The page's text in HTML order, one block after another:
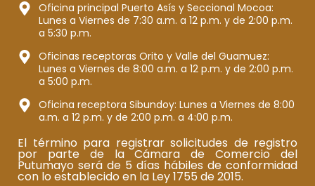
Oficina principal Puerto Asís y Seccional Mocoa:
Lunes a Viernes de 7:30 a.m. a 12 p.m. y de 2:00 p.m.
a 5:30 p.m.
Oficinas receptoras Orito y Valle del Guamuez:
Lunes a Viernes de 8:00 a.m. a 12 p.m. y de 2:00 p.m.
a 5:00 p.m.
Oficina receptora Sibundoy: Lunes a Viernes de 8:00
a.m. a 12 p.m. y de 2:00 p.m. a 4:00 p.m.
El término para registrar solicitudes de registro
por parte de la Cámara de Comercio del
Putumayo será de 5 días hábiles de conformidad
con lo establecido en la Ley 1755 de 2015.